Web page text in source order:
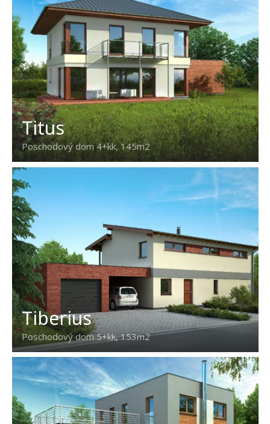
Titus
Poschodový dom 4+kk, 145m2
Tiberius
Poschodový dom 5+kk, 153m2